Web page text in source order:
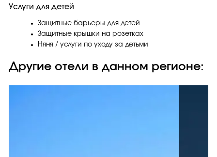
Услуги для детей
Защитные барьеры для детей
Защитные крышки на розетках
Няня / услуги по уходу за детьми
Другие отели в данном регионе: